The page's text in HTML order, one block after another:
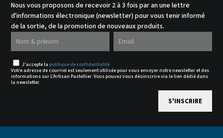
Nous vous proposons de recevoir 2 à 3 fois par an une lettre
d'informations électronique (newsletter) pour vous tenir informé
de la sortie, de la promotion de nouveaux produits.
J'accepte la politique de confidentialité
Votre adresse de courriel est seulement utilisée pour vous envoyer notre newsletter et des
informations sur L'Artisan Pastellier. Vous pouvez vous désinscrire via le lien dédié dans
la newsletter.